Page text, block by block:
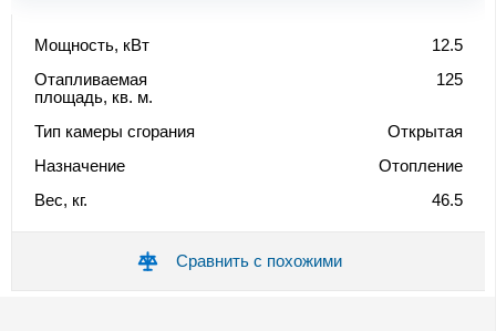
Мощность, кВт
12.5
Отапливаемая
площадь, кв. м.
125
Тип камеры сгорания
Открытая
Назначение
Отопление
Вес, кг.
46.5
Сравнить с похожими